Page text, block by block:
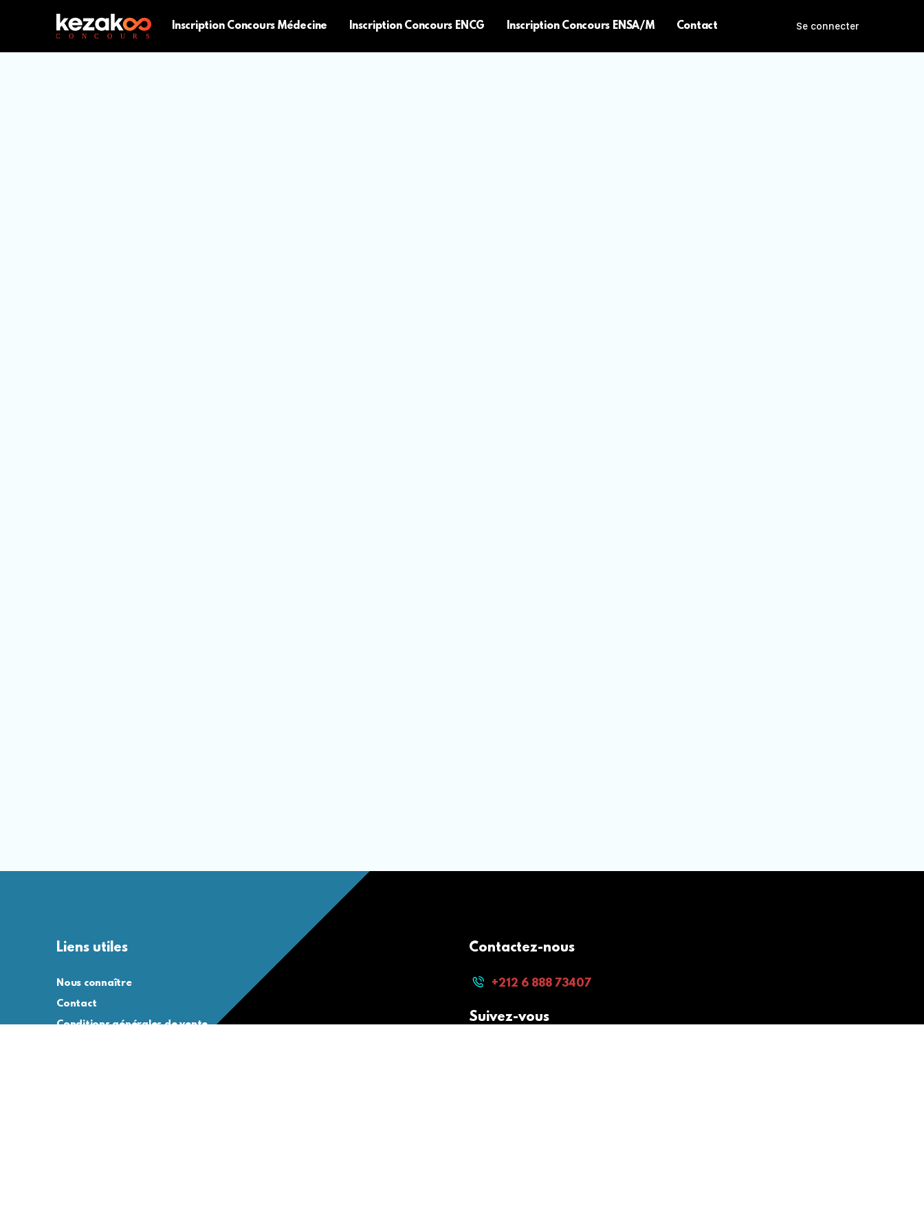
Inscription Concours Médecine Inscription Concours ENCG Inscription Concours ENSA/M Contact Se connecter
Liens utiles
Nous connaître
Contact
Conditions générales de vente
Contactez-nous
+212 6 888 73407
Suivez-vous